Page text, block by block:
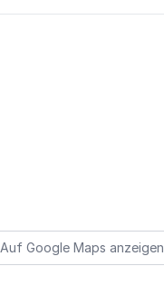
Auf Google Maps anzeigen